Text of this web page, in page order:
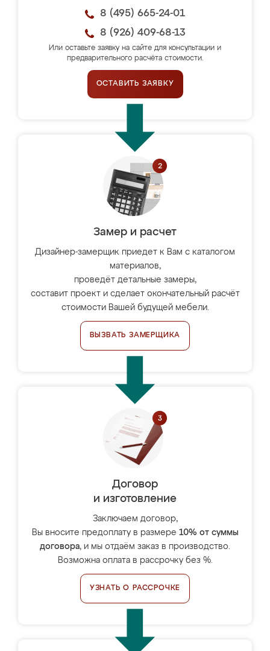
8 (495) 665-24-01
8 (926) 409-68-13
Или оставьте заявку на сайте для консультации и
предварительного расчёта стоимости.
ОСТАВИТЬ ЗАЯВКУ
Замер и расчет
Дизайнер-замерщик приедет к Вам с каталогом
материалов,
проведёт детальные замеры,
составит проект и сделает окончательный расчёт
стоимости Вашей будущей мебели.
ВЫЗВАТЬ ЗАМЕРЩИКА
Договор
и изготовление
Заключаем договор,
Вы вносите предоплату в размере 10% от суммы
договора, и мы отдаём заказ в производство.
Возможна оплата в рассрочку без %.
УЗНАТЬ О РАССРОЧКЕ